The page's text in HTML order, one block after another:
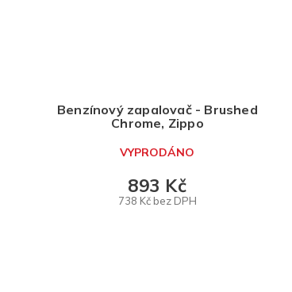
Benzínový zapalovač - Brushed
Chrome, Zippo
VYPRODÁNO
738 Kč bez DPH
893 Kč